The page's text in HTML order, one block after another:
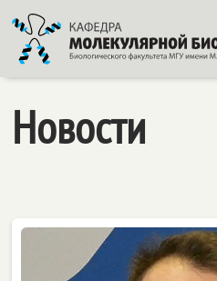
Новости